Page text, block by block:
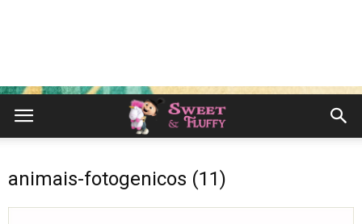
animais-fotogenicos (11)